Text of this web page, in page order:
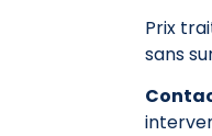
Prix
sans